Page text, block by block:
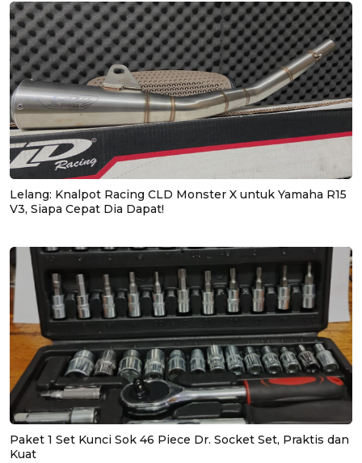
Lelang: Knalpot Racing CLD Monster X untuk Yamaha R15
V3, Siapa Cepat Dia Dapat!
Paket 1 Set Kunci Sok 46 Piece Dr. Socket Set, Praktis dan
Kuat